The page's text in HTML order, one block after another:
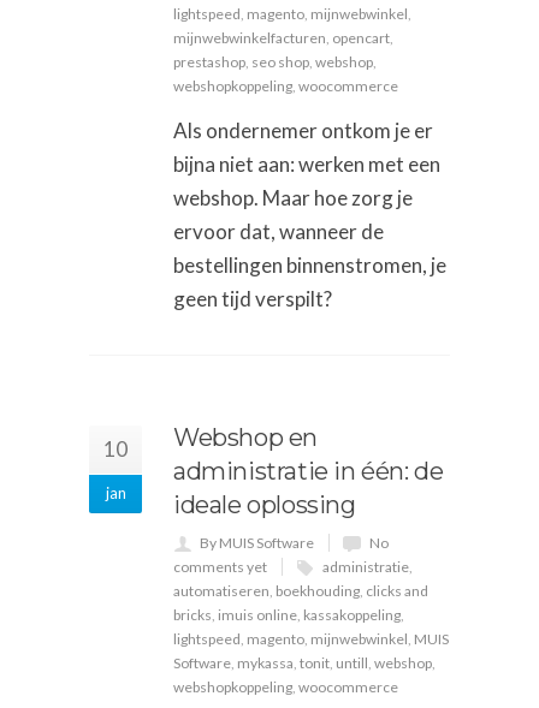
lightspeed, magento, mijnwebwinkel,
mijnwebwinkelfacturen, opencart,
prestashop, seo shop, webshop,
webshopkoppeling, woocommerce
Als ondernemer ontkom je er
bijna niet aan: werken met een
webshop. Maar hoe zorg je
ervoor dat, wanneer de
bestellingen binnenstromen, je
geen tijd verspilt?
10
jan
Webshop en
administratie in één: de
ideale oplossing
By MUIS Software
No
comments yet
administratie,
automatiseren, boekhouding, clicks and
bricks, imuis online, kassakoppeling,
lightspeed, magento, mijnwebwinkel, MUIS
Software, mykassa, tonit, untill, webshop,
webshopkoppeling, woocommerce